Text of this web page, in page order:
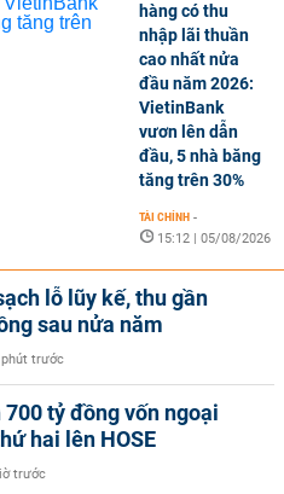
hàng có thu
nhập lãi thuần
cao nhất nửa
đầu năm 2026:
VietinBank
vươn lên dẫn
đầu, 5 nhà băng
tăng trên 30%
TÀI CHÍNH -
15:12 | 05/08/2026
lỗ lũy kế, thu gần
sau nửa năm
trước
700 tỷ đồng vốn ngoại
hai lên HOSE
trước